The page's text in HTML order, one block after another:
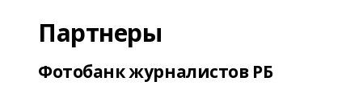
Партнеры
Фотобанк журналистов РБ